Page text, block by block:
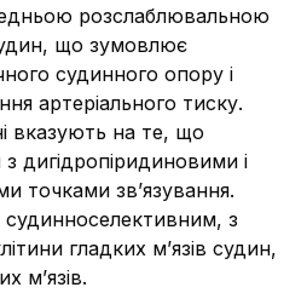
розслаблювальною
що зумовлює
судинного опору і
артеріального тиску.
вказують на те, що
з дигідропіридиновими і
точками зв’язування.
з
гладких м’язів судин,
м’язів.